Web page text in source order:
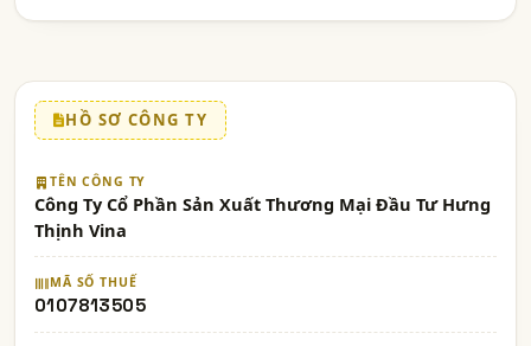
HỒ SƠ CÔNG TY
TÊN CÔNG TY
Công Ty Cổ Phần Sản Xuất Thương Mại Đầu Tư Hưng
Thịnh Vina
MÃ SỐ THUẾ
0107813505